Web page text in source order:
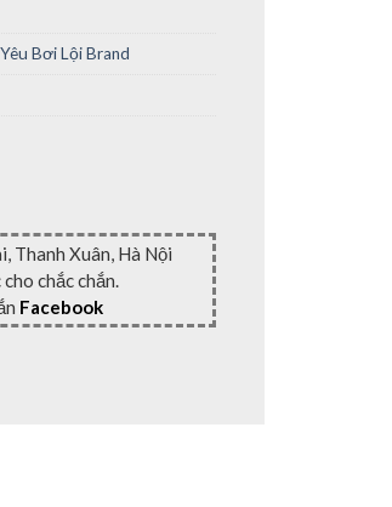
Yêu Bơi Lội Brand
Thanh Xuân, Hà Nội
chắc chắn.
Facebook